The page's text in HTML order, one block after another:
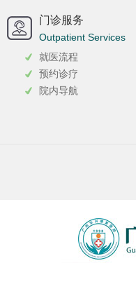
门诊服务
Outpatient Services
就医流程
预约诊疗
院内导航